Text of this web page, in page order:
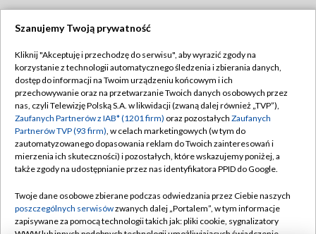
TVP
Abonament TVP
Emisja w TVP
Centrum informacji TVP
Naziemna Telewizja Cyfrowa
Rada Programowa
System NOS
Regulamin TVP
Polityka prywatności
Moje zgody
Pomoc
Kontakt
Szanujemy Twoją prywatność
Kliknij "Akceptuję i przechodzę do serwisu", aby wyrazić zgody na
korzystanie z technologii automatycznego śledzenia i zbierania danych,
dostęp do informacji na Twoim urządzeniu końcowym i ich
przechowywanie oraz na przetwarzanie Twoich danych osobowych przez
nas, czyli Telewizję Polską S.A. w likwidacji (zwaną dalej również „TVP”),
Zaufanych Partnerów z IAB* (1201 firm) oraz pozostałych Zaufanych
Partnerów TVP (93 firm), w celach marketingowych (w tym do
zautomatyzowanego dopasowania reklam do Twoich zainteresowań i
mierzenia ich skuteczności) i pozostałych, które wskazujemy poniżej, a
także zgody na udostępnianie przez nas identyfikatora PPID do Google.
Twoje dane osobowe zbierane podczas odwiedzania przez Ciebie naszych
poszczególnych serwisówzwanych dalej „Portalem”, w tym informacje
zapisywane za pomocą technologii takich jak: pliki cookie, sygnalizatory